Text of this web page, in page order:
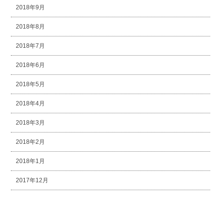
2018年9月
2018年8月
2018年7月
2018年6月
2018年5月
2018年4月
2018年3月
2018年2月
2018年1月
2017年12月